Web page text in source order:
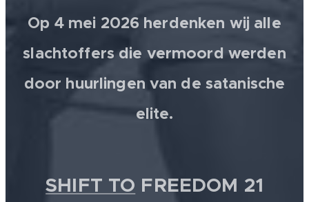
Op 4 mei 2026 herdenken wij alle
slachtoffers die vermoord werden
door huurlingen van de satanische
elite.
SHIFT TO FREEDOM 21